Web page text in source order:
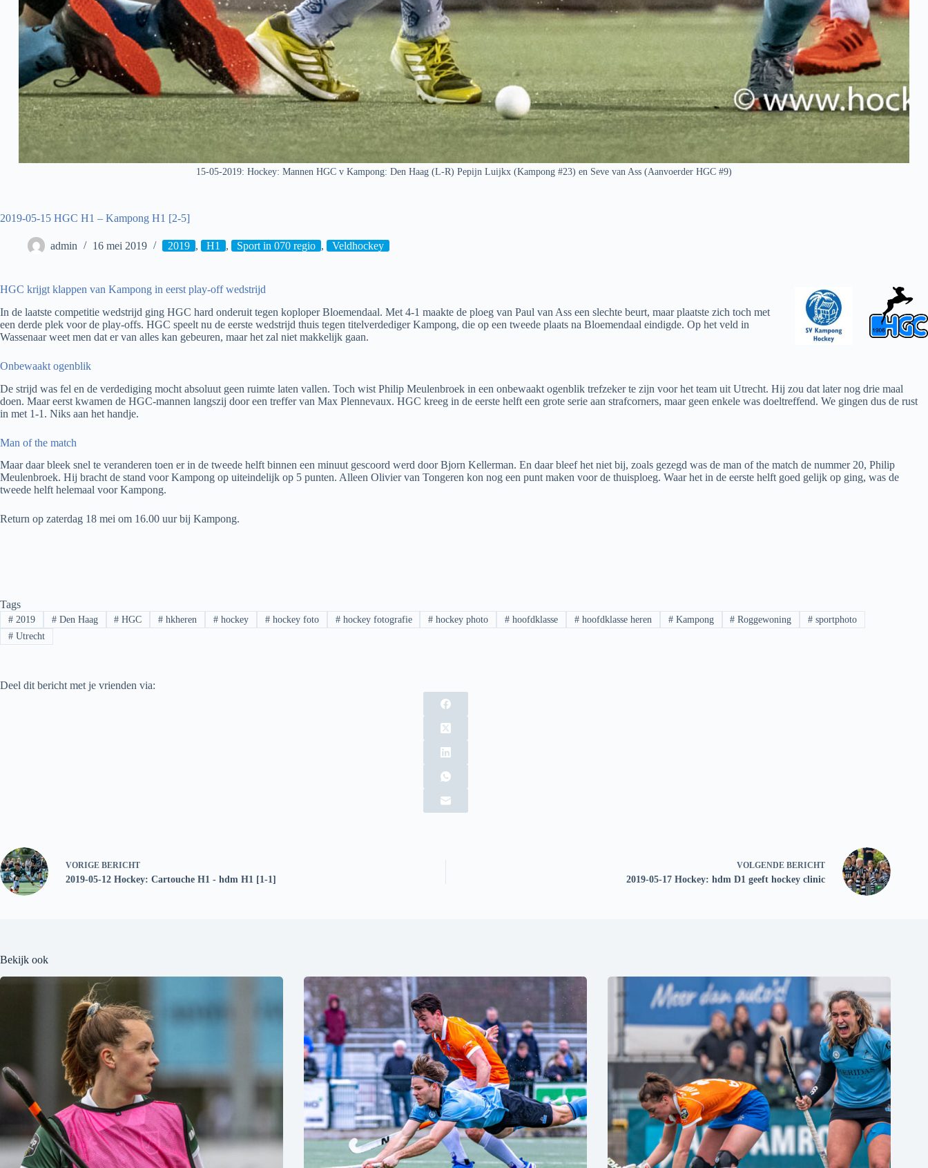
15-05-2019: Hockey: Mannen HGC v Kampong: Den Haag (L-R) Pepijn Luijkx (Kampong #23) en Seve van Ass (Aanvoerder HGC #9)
2019-05-15 HGC H1 – Kampong H1 [2-5]
admin 16 mei 2019 2019 , H1 , Sport in 070 regio , Veldhockey
HGC krijgt klappen van Kampong in eerst play-off wedstrijd
In de laatste competitie wedstrijd ging HGC hard onderuit tegen koploper Bloemendaal. Met 4-1 maakte de ploeg van Paul van Ass een slechte beurt, maar plaatste zich toch met
een derde plek voor de play-offs. HGC speelt nu de eerste wedstrijd thuis tegen titelverdediger Kampong, die op een tweede plaats na Bloemendaal eindigde. Op het veld in
Wassenaar weet men dat er van alles kan gebeuren, maar het zal niet makkelijk gaan.
Onbewaakt ogenblik
De strijd was fel en de verdediging mocht absoluut geen ruimte laten vallen. Toch wist Philip Meulenbroek in een onbewaakt ogenblik trefzeker te zijn voor het team uit Utrecht. Hij zou dat later nog drie maal
doen. Maar eerst kwamen de HGC-mannen langszij door een treffer van Max Plennevaux. HGC kreeg in de eerste helft een grote serie aan strafcorners, maar geen enkele was doeltreffend. We gingen dus de rust
in met 1-1. Niks aan het handje.
Man of the match
Maar daar bleek snel te veranderen toen er in de tweede helft binnen een minuut gescoord werd door Bjorn Kellerman. En daar bleef het niet bij, zoals gezegd was de man of the match de nummer 20, Philip
Meulenbroek. Hij bracht de stand voor Kampong op uiteindelijk op 5 punten. Alleen Olivier van Tongeren kon nog een punt maken voor de thuisploeg. Waar het in de eerste helft goed gelijk op ging, was de
tweede helft helemaal voor Kampong.
Return op zaterdag 18 mei om 16.00 uur bij Kampong.
Tags
#2019 #Den Haag # HGC # hkheren # hockey #hockey foto #hockey fotografie # hockey photo # hoofdklasse #hoofdklasse heren #Kampong # Roggewoning # sportphoto
#Utrecht
Deel dit bericht met je vrienden via:
VORIGE BERICHT
2019-05-12 Hockey: Cartouche H1 - hdm H1 [1-1]
VOLGENDE BERICHT
2019-05-17 Hockey: hdm D1 geeft hockey clinic
Bekijk ook